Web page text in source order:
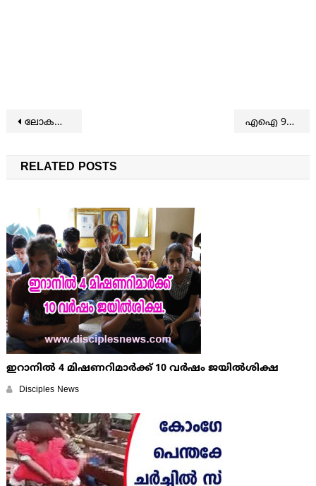
Post navigation
ലോകത്തുനിന്നും പോളിയോ നിര്‍മ്മാര്‍ജ്ജനം കഴിയുന്നില്ല: തടസ്സം ഈ രണ്ടു രാജ്യങ്ങള്‍ എഐ 99 ശതമാനം തൊഴിലും ഇല്ലാതാക്കുമെന്ന് മുന്നറിയിപ്പ്
RELATED POSTS
ഇറാനില്‍ 4 മിഷണറിമാര്‍ക്ക് 10 വര്‍ഷം ജയില്‍ശിക്ഷ
Disciples News